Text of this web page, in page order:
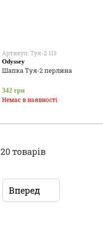
Артикул: Туя-2 113
Odyssey
Шапка Туя-2 перлина
342 грн
Немає в наявності
товарів
Вперед